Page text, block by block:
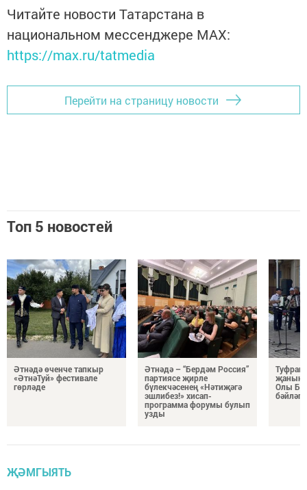
Читайте новости Татарстана в
национальном мессенджере MАХ:
https://max.ru/tatmedia
Перейти на страницу новости
Топ 5 новостей
Әтнәдә өченче тапкыр
«ӘтнәТуй» фестивале
гөрләде
Әтнәдә – “Бердәм Россия”
партиясе җирле
бүлекчәсенең «Нәтиҗәгә
эшлибез!» хисап-
программа форумы булып
узды
Олы
ҖӘМГЫЯТЬ